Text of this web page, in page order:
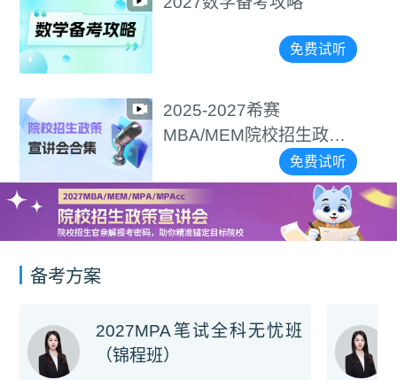
免费试听
2025-2027希赛
MBA/MEM院校招生政策
免费试听
备考方案
2027MPA笔试全科无忧班
（锦程班）